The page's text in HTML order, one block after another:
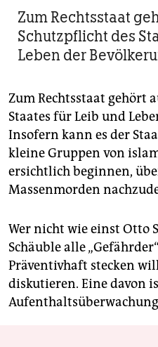
Zum Rechtsstaat
Schutzpflicht des
Leben der
Zum Rechtsstaat gehört
Staates für Leib und
Insofern kann es der
kleine Gruppen von
ersichtlich beginnen,
Massenmorden
Wer nicht wie einst Otto
Schäuble alle
Präventivhaft stecken
diskutieren. Eine davon
Aufenthaltsüberwachung